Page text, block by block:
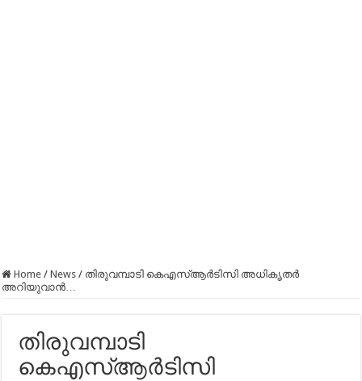
Home / News / തിരുവമ്പാടി കെഎസ്ആര്‍ടിസി അധികൃതര്‍
അറിയുവാന്‍…
തിരുവമ്പാടി
കെഎസ്ആര്‍ടിസി